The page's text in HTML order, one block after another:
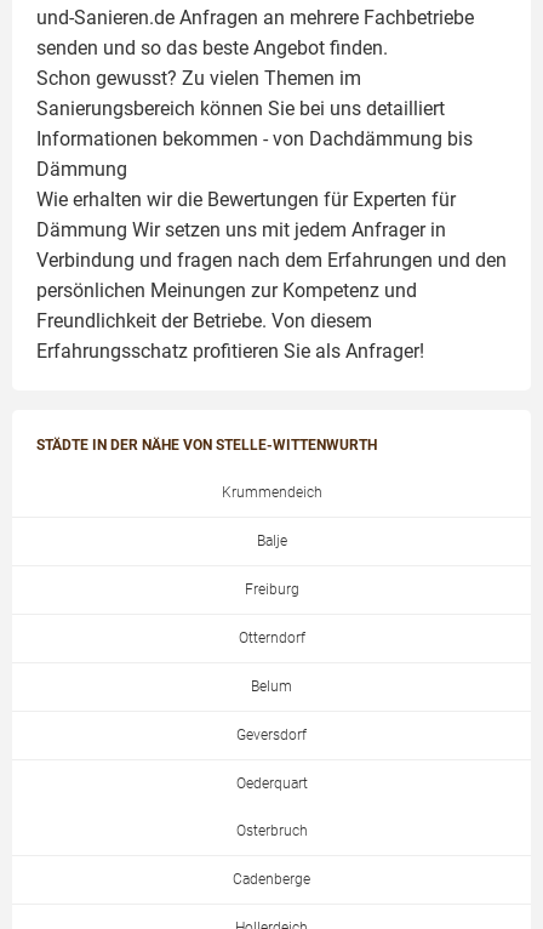
und-Sanieren.de Anfragen an mehrere Fachbetriebe
senden und so das beste Angebot finden.
Schon gewusst? Zu vielen Themen im
Sanierungsbereich können Sie bei uns detailliert
Informationen bekommen - von Dachdämmung bis
Dämmung
Wie erhalten wir die Bewertungen für Experten für
Dämmung Wir setzen uns mit jedem Anfrager in
Verbindung und fragen nach dem Erfahrungen und den
persönlichen Meinungen zur Kompetenz und
Freundlichkeit der Betriebe. Von diesem
Erfahrungsschatz profitieren Sie als Anfrager!
STÄDTE IN DER NÄHE VON STELLE-WITTENWURTH
Krummendeich
Balje
Freiburg
Otterndorf
Belum
Geversdorf
Oederquart
Osterbruch
Cadenberge